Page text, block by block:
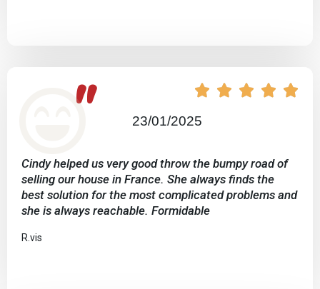
    
" 23/01/2025
Cindy helped us very good throw the bumpy road of
selling our house in France. She always finds the
best solution for the most complicated problems and
she is always reachable. Formidable
R.vis